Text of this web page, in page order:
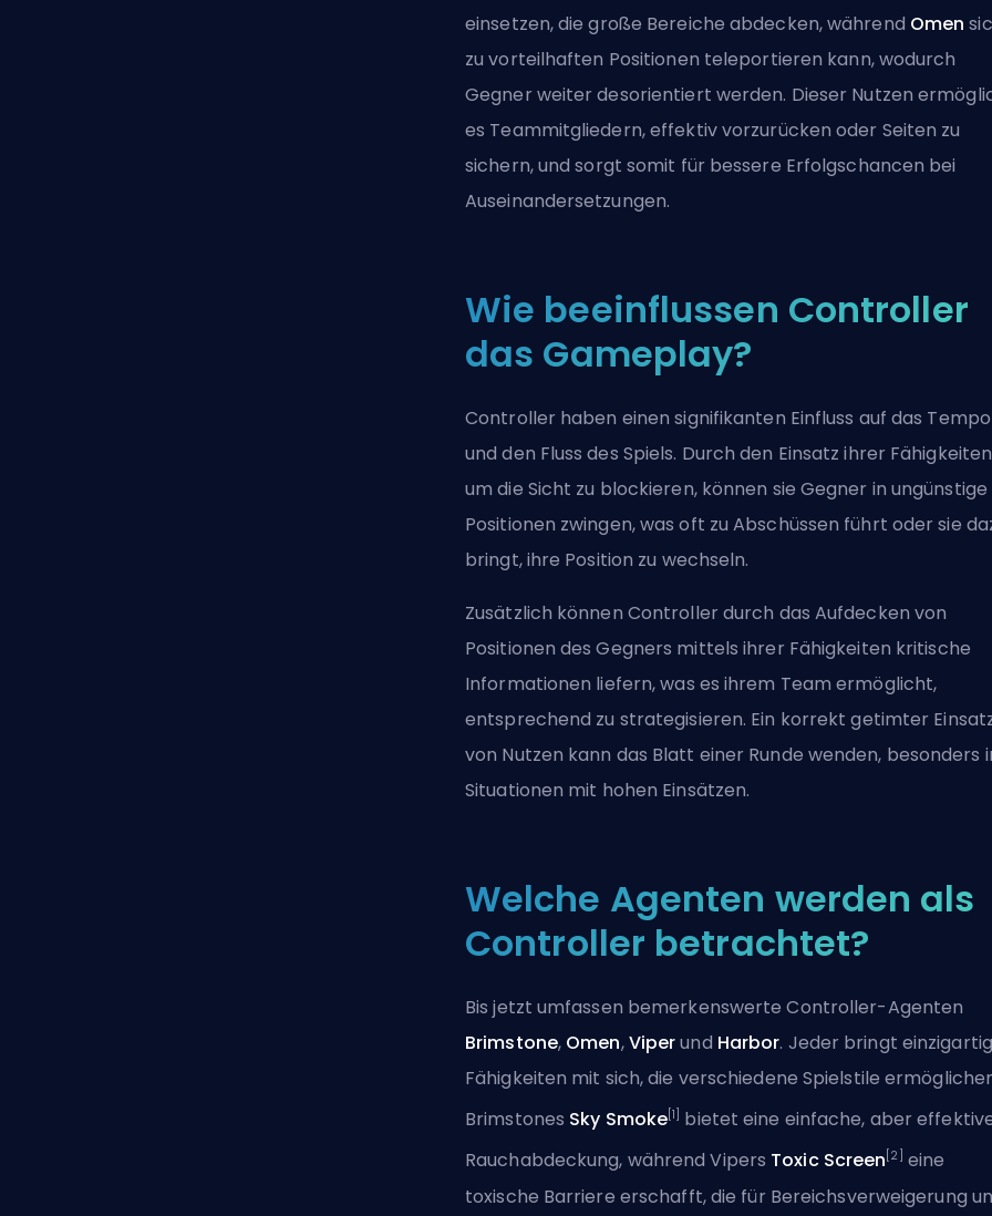
einsetzen, die große Bereiche abdecken, während Omen
zu vorteilhaften Positionen teleportieren kann, wodurch
Gegner weiter desorientiert werden. Dieser Nutzen
es Teammitgliedern, effektiv vorzurücken oder Seiten zu
sichern, und sorgt somit für bessere Erfolgschancen bei
Auseinandersetzungen.
Wie beeinflussen Controller
das Gameplay?
Controller haben einen signifikanten Einfluss auf das Tempo
und den Fluss des Spiels. Durch den Einsatz ihrer
um die Sicht zu blockieren, können sie Gegner in ungünstige
Positionen zwingen, was oft zu Abschüssen führt oder sie
bringt, ihre Position zu wechseln.
Zusätzlich können Controller durch das Aufdecken von
Positionen des Gegners mittels ihrer Fähigkeiten kritische
Informationen liefern, was es ihrem Team ermöglicht,
entsprechend zu strategisieren. Ein korrekt getimter
von Nutzen kann das Blatt einer Runde wenden, besonders
Situationen mit hohen Einsätzen.
Welche Agenten werden als
Controller betrachtet?
Bis jetzt umfassen bemerkenswerte Controller-Agenten
Brimstone, Omen,Viperund Harbor. Jeder bringt
Fähigkeiten mit sich, die verschiedene Spielstile
Brimstones Sky Smoke [1]
bietet eine einfache, aber
Rauchabdeckung, während Vipers Toxic Screen [2]
eine
toxische Barriere erschafft, die für Bereichsverweigerung